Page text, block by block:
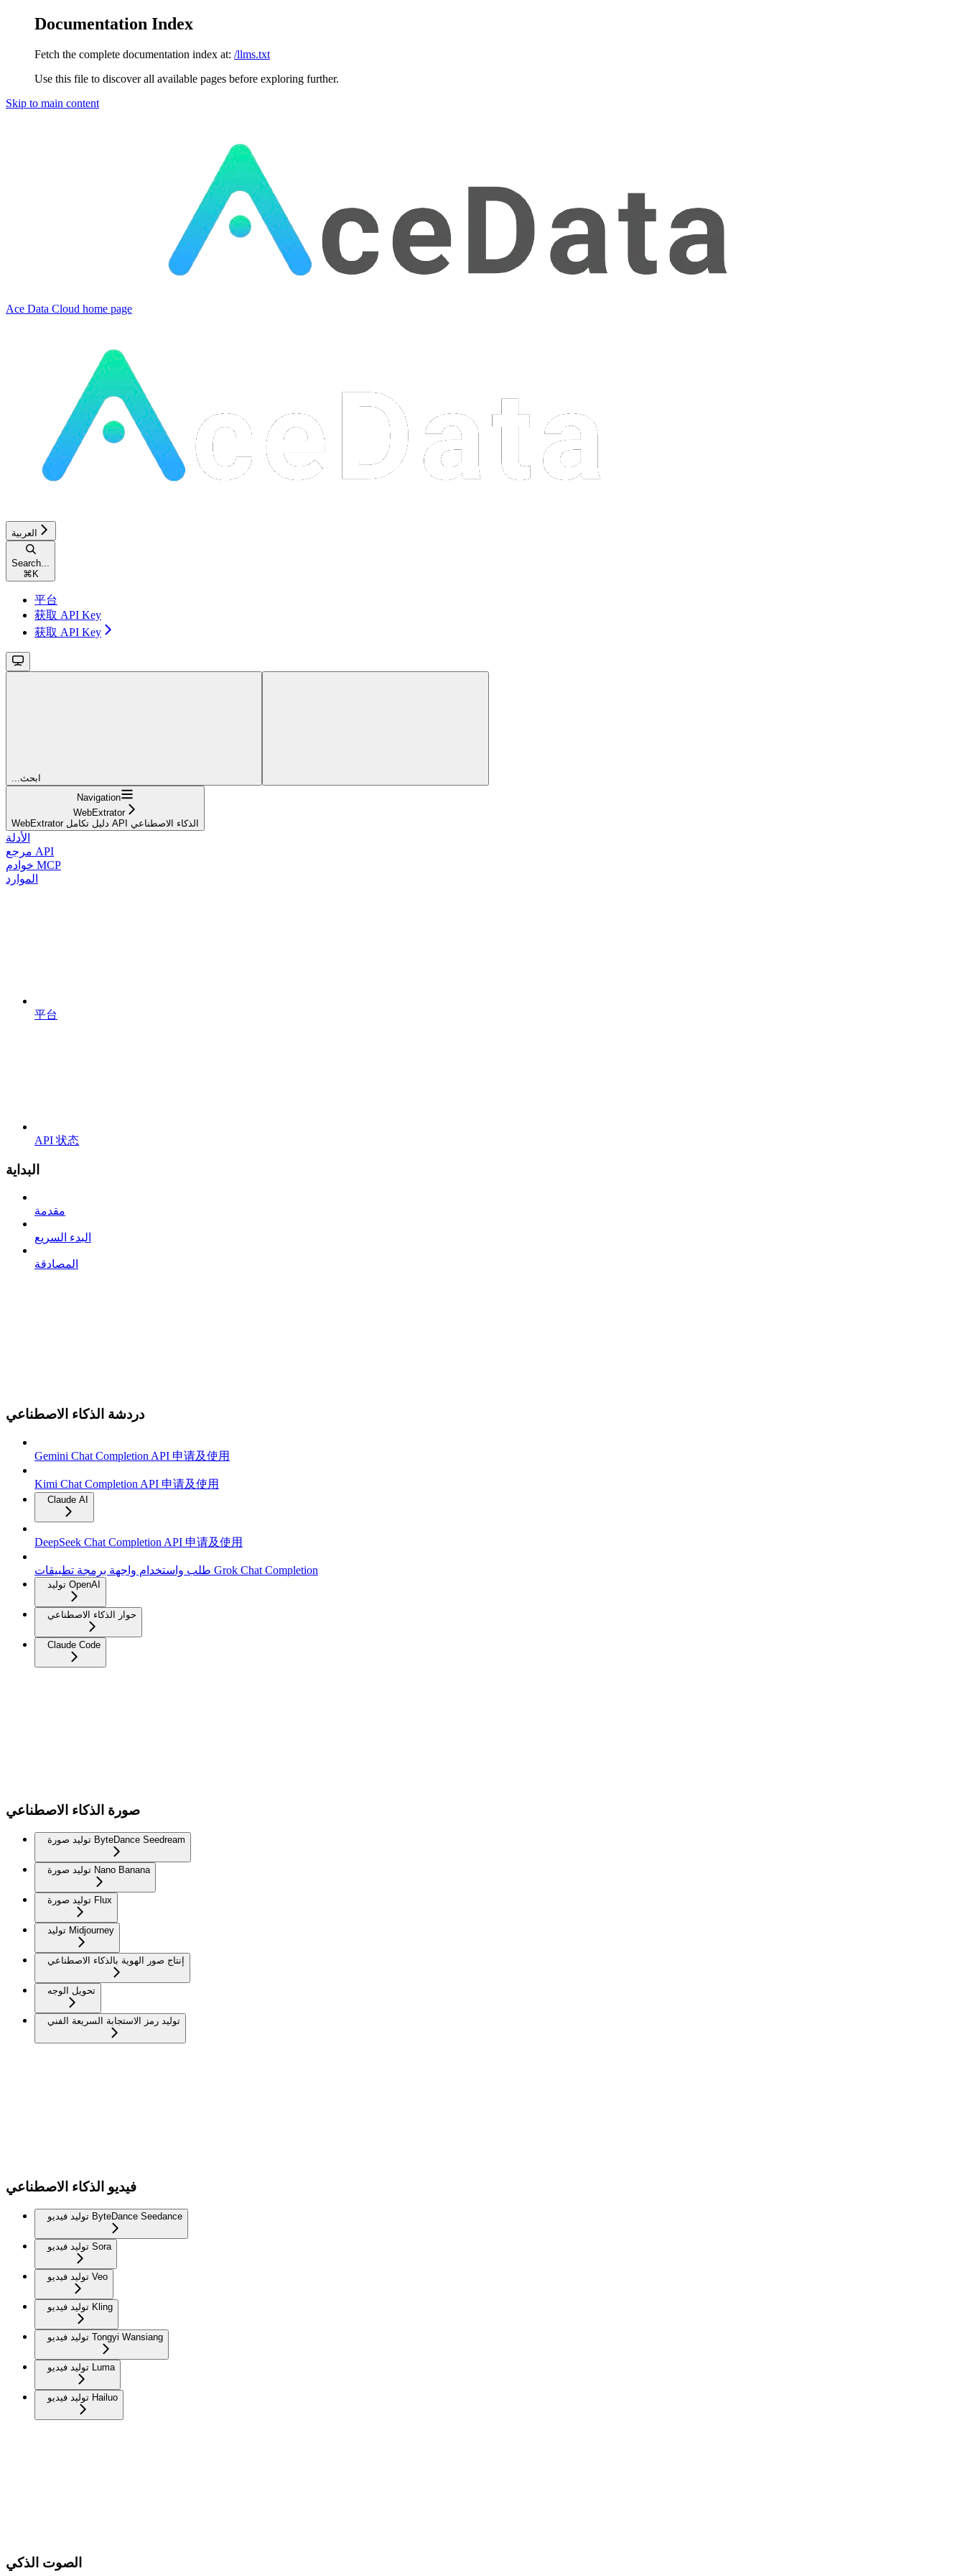
Documentation Index
Fetch the complete documentation index at: /llms.txt
Use this file to discover all available pages before exploring further.
Skip to main content
Ace Data Cloud home page
العربية
Search...
⌘ K
平台
获取 API Key
获取 API Key
...ابحث
Navigation
WebExtrator
WebExtrator دليل تكامل API الذكاء الاصطناعي
الأدلة
مرجع API
خوادم MCP
الموارد
平台
API 状态
البداية
مقدمة
البدء السريع
المصادقة
دردشة الذكاء الاصطناعي
Gemini Chat Completion API 申请及使用
Kimi Chat Completion API 申请及使用
Claude AI
DeepSeek Chat Completion API 申请及使用
طلب واستخدام واجهة برمجة تطبيقات Grok Chat Completion
توليد OpenAI
حوار الذكاء الاصطناعي
Claude Code
صورة الذكاء الاصطناعي
توليد صورة ByteDance Seedream
توليد صورة Nano Banana
توليد صورة Flux
توليد Midjourney
إنتاج صور الهوية بالذكاء الاصطناعي
تحويل الوجه
توليد رمز الاستجابة السريعة الفني
فيديو الذكاء الاصطناعي
توليد فيديو ByteDance Seedance
توليد فيديو Sora
توليد فيديو Veo
توليد فيديو Kling
توليد فيديو Tongyi Wansiang
توليد فيديو Luma
توليد فيديو Hailuo
الصوت الذكي